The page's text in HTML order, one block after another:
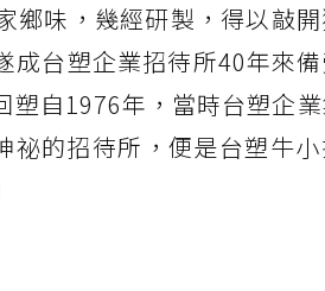
鄉味，幾經研製，得以敲
成台塑企業招待所40年來
塑自1976年，當時台塑企
的招待所，便是台塑牛